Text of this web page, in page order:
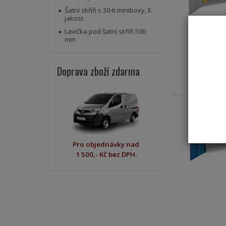
Šatní skříň s 30-ti miniboxy, II.
jakost
Lavička pod šatní skříň 500
mm
Doprava zboží zdarma
Pro objednávky nad
1 500,- Kč bez DPH.